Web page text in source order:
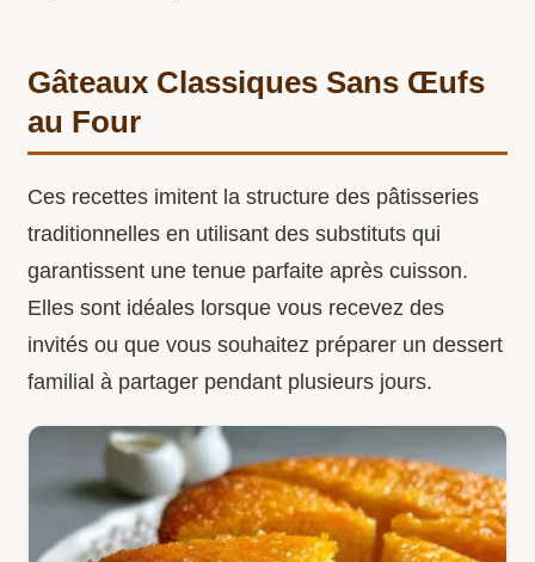
Gâteaux Classiques Sans Œufs
au Four
Ces recettes imitent la structure des pâtisseries
traditionnelles en utilisant des substituts qui
garantissent une tenue parfaite après cuisson.
Elles sont idéales lorsque vous recevez des
invités ou que vous souhaitez préparer un dessert
familial à partager pendant plusieurs jours.